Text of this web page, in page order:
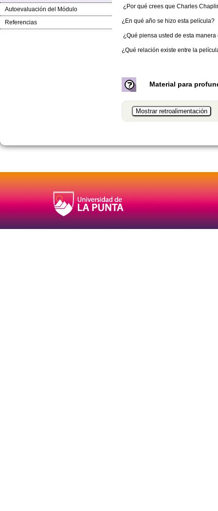
Autoevaluación del Módulo
Referencias
¿Por qué crees que Charles
¿En qué año se hizo esta película?
¿Qué piensa usted de esta
¿Qué relación existe entre la
Material para